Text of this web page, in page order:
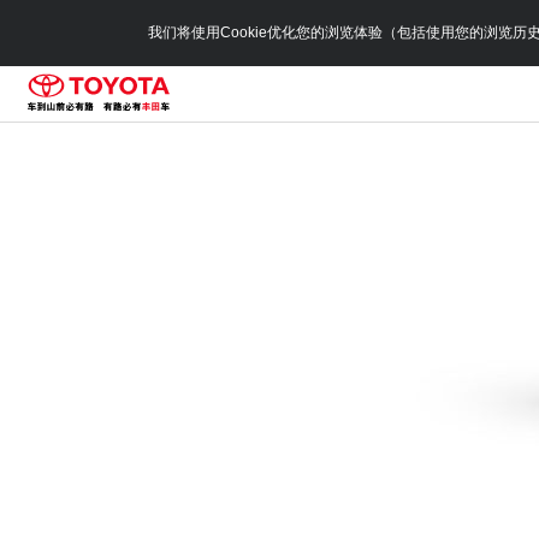
我们将使用Cookie优化您的浏览体验（包括使用您的浏览历